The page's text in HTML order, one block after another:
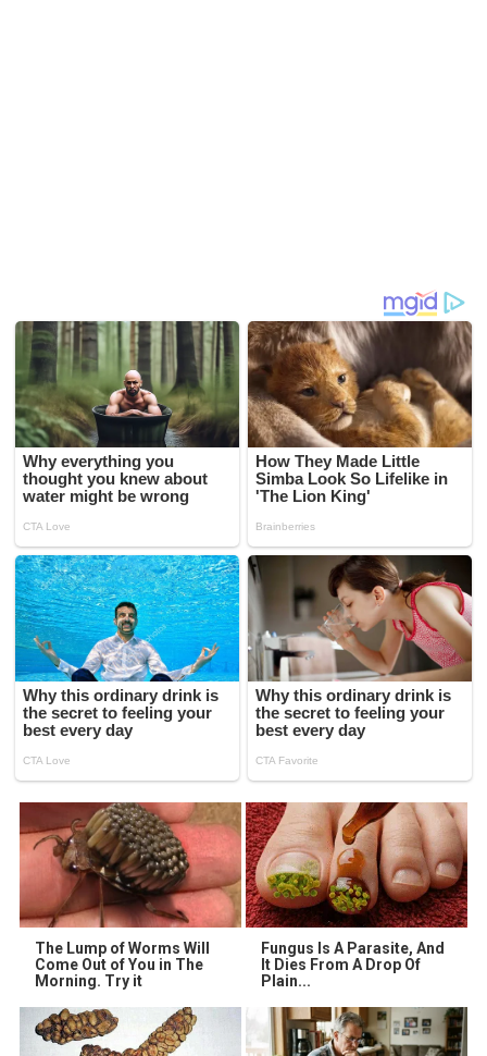
The Lump of Worms Will
Come Out of You in The
Morning. Try it
Fungus Is A Parasite, And
It Dies From A Drop Of
Plain...